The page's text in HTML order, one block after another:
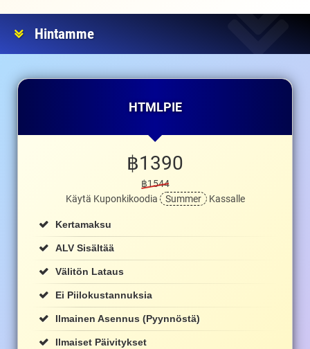
Hintamme
HTMLPIE
฿1390
฿1544
Käytä Kuponkikoodia
Summer Kassalle
Kertamaksu
ALV Sisältää
Välitön Lataus
Ei Piilokustannuksia
Ilmainen Asennus (pyynnöstä)
Ilmaiset Päivitykset